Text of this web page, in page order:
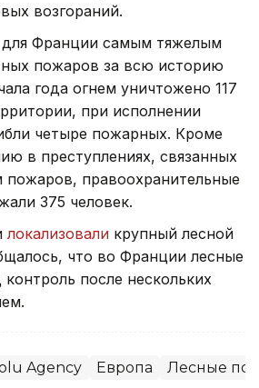
возгораний.
для Франции самым тяжелым
пожаров за всю историю
года огнем уничтожено 117
при исполнении
четыре пожарных. Кроме
в преступлениях, связанных
пожаров, правоохранительные
375 человек.
локализовали крупный лесной
что во Франции лесные
контроль после нескольких
Agency Европа Лесные